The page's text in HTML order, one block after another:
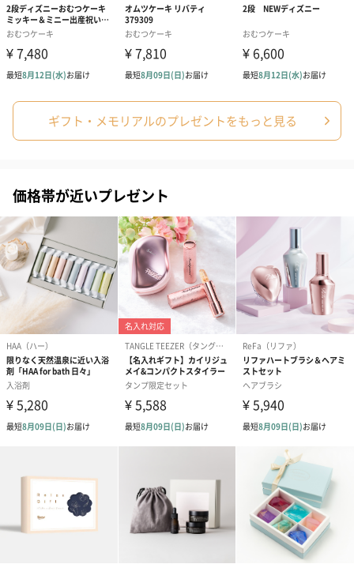
シーズンブーケ（ひま
わり）（1,880円）
ブーケ（ホワイトグリ
ーン）（1,650円）
ブーケ（ピン
（1,650円）
ドライフラワー・プリザーブドフラワー
い。パッケージに入れてお届けします。
プリザーブドフラワー
ブーケ（ピンク）
（2,580円）
プリザーブドフラワー
ブーケ（ブルー）
（2,580円）
アミュレット
ク）（1,500円
紅茶・コーヒー・スイーツ
紅茶・コーヒー・スイーツを同梱してお届けいたします。ギフト
への＋αにおすすめです。
ギフト・メモリアルのプレゼントをもっと見る
価格帯が近いプレゼント